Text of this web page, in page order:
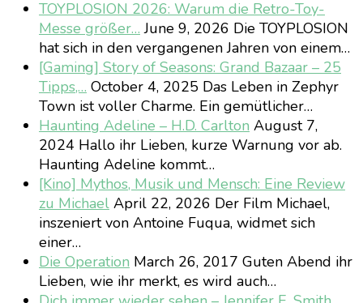
TOYPLOSION 2026: Warum die Retro-Toy-
Messe größer… June 9, 2026 Die TOYPLOSION
hat sich in den vergangenen Jahren von einem…
[Gaming] Story of Seasons: Grand Bazaar – 25
Tipps,… October 4, 2025 Das Leben in Zephyr
Town ist voller Charme. Ein gemütlicher…
Haunting Adeline – H.D. Carlton August 7,
2024 Hallo ihr Lieben, kurze Warnung vor ab.
Haunting Adeline kommt…
[Kino] Mythos, Musik und Mensch: Eine Review
zu Michael April 22, 2026 Der Film Michael,
inszeniert von Antoine Fuqua, widmet sich
einer…
Die Operation March 26, 2017 Guten Abend ihr
Lieben, wie ihr merkt, es wird auch…